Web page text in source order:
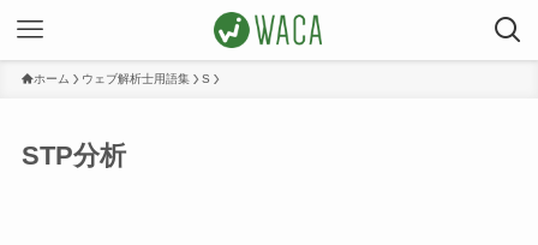
ホーム ウェブ解析士用語集 S
STP分析